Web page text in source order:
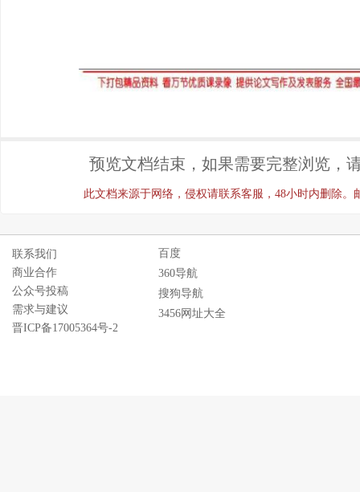
预览文档结束，如果需要完整浏览，
此文档来源于网络，侵权请联系客服，48小时内删除。
联系我们
商业合作
公众号投稿
需求与建议
晋ICP备17005364号-2
百度
360导航
搜狗导航
3456网址大全